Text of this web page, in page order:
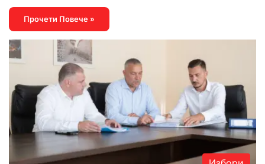
Прочети Повече »